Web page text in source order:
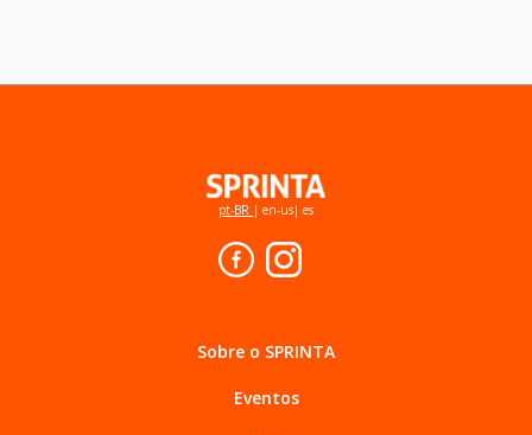
pt-BR | en-us| es
Sobre o SPRINTA
Eventos